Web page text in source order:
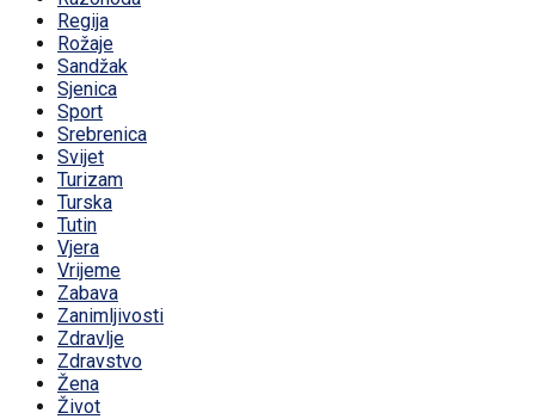
Regija
Rožaje
Sandžak
Sjenica
Sport
Srebrenica
Svijet
Turizam
Turska
Tutin
Vjera
Vrijeme
Zabava
Zanimljivosti
Zdravlje
Zdravstvo
Žena
Život